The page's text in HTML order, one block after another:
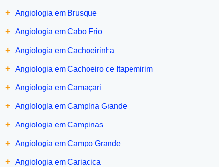
+ Angiologia em Brusque
+ Angiologia em Cabo Frio
+ Angiologia em Cachoeirinha
+ Angiologia em Cachoeiro de Itapemirim
+ Angiologia em Camaçari
+ Angiologia em Campina Grande
+ Angiologia em Campinas
+ Angiologia em Campo Grande
+ Angiologia em Cariacica